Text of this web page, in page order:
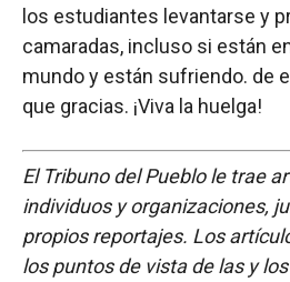
los estudiantes levantarse y
camaradas, incluso si están
mundo y están sufriendo. de
que gracias. ¡Viva la huelga!
El Tribuno del Pueblo le trae
individuos y organizaciones,
propios reportajes. Los
los puntos de vista de las y